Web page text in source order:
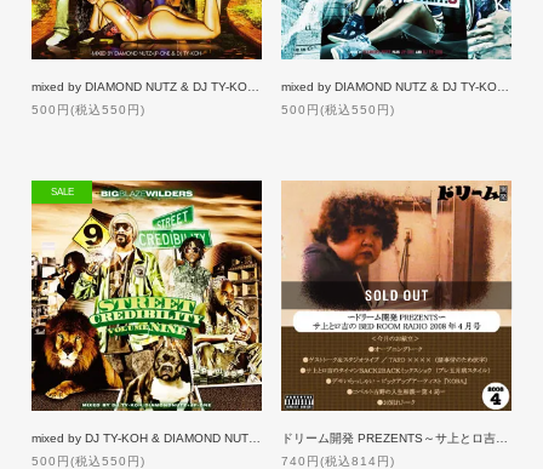
mixed by DIAMOND NUTZ & DJ TY-KOH / SEX & LIES 8 [50%OFF]
500円(税込550円)
mixed by DIAMOND NUTZ & DJ TY-KOH / SEX & LIES 9 [50%OFF]
500円(税込550円)
SALE
mixed by DJ TY-KOH & DIAMOND NUTZ / STREET CREDIBILITY 9 [50%OFF]
500円(税込550円)
740円(税込814円)